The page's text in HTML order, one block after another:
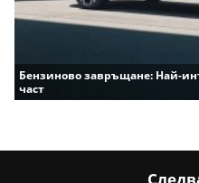
Бензиново завръщане: Най-
част